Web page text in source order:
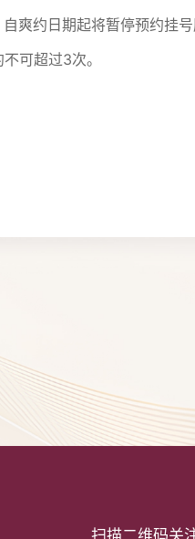
爽约日期起将暂停预约挂号
可超过3次。